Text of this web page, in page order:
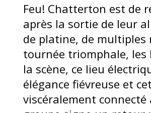
Feu! Chatterton est de
après la sortie de leur
de platine, de multiples
tournée triomphale,
la scène, ce lieu
élégance fiévreuse et
viscéralement